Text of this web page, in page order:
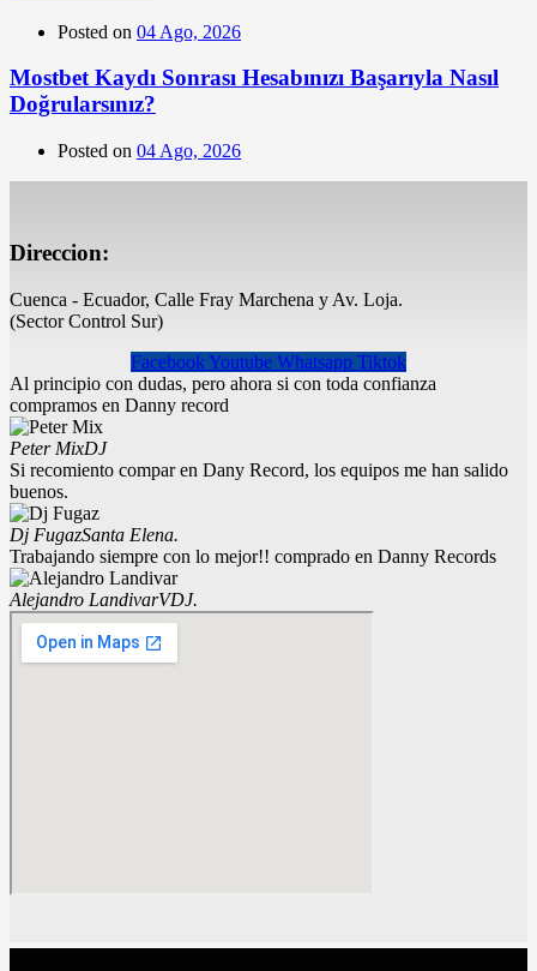
Posted on 04 Ago, 2026
Mostbet Kaydı Sonrası Hesabınızı Başarıyla Nasıl
Doğrularsınız?
Posted on 04 Ago, 2026
Direccion:
Cuenca - Ecuador, Calle Fray Marchena y Av. Loja.
(Sector Control Sur)
Facebook Youtube Whatsapp Tiktok
Al principio con dudas, pero ahora si con toda confianza
compramos en Danny record
Peter MixDJ
Si recomiento compar en Dany Record, los equipos me han salido
buenos.
Dj FugazSanta Elena.
Trabajando siempre con lo mejor!! comprado en Danny Records
Alejandro LandivarVDJ.